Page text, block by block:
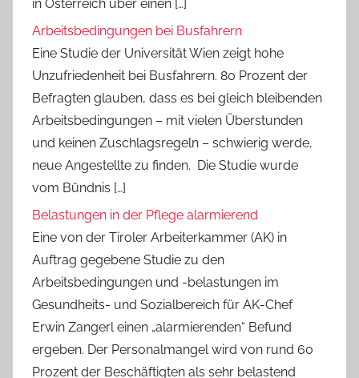
in Österreich über einen […]
Arbeitsbedingungen bei Busfahrern
Eine Studie der Universität Wien zeigt hohe
Unzufriedenheit bei Busfahrern. 80 Prozent der
Befragten glauben, dass es bei gleich bleibenden
Arbeitsbedingungen – mit vielen Überstunden
und keinen Zuschlagsregeln – schwierig werde,
neue Angestellte zu finden. Die Studie wurde
vom Bündnis […]
Belastungen in der Pflege alarmierend
Eine von der Tiroler Arbeiterkammer (AK) in
Auftrag gegebene Studie zu den
Arbeitsbedingungen und -belastungen im
Gesundheits- und Sozialbereich für AK-Chef
Erwin Zangerl einen „alarmierenden“ Befund
ergeben. Der Personalmangel wird von rund 60
Prozent der Beschäftigten als sehr belastend